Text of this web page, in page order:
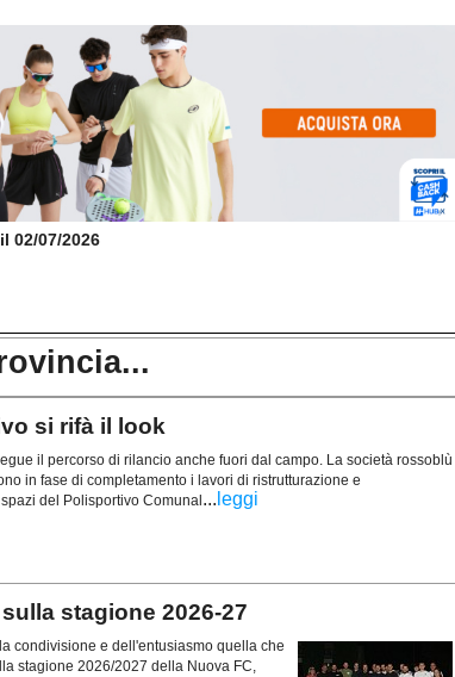
il 02/07/2026
si rifà il look
il percorso di rilancio anche fuori dal campo. La società rossoblù
in fase di completamento i lavori di ristrutturazione e
del Polisportivo Comunal ... leggi
stagione 2026-27
condivisione e dell'entusiasmo quella che
stagione 2026/2027 della Nuova FC,